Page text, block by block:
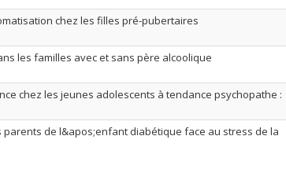
chez les filles pré-pubertaires
les familles avec et sans père alcoolique
chez les jeunes adolescents à tendance psychopathe :
de l&apos;enfant diabétique face au stress de la